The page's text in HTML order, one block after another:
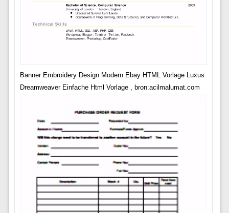
Banner Embroidery Design Modern Ebay HTML Vorlage Luxus
Dreamweaver Einfache Html Vorlage , bron:acilmalumat.com